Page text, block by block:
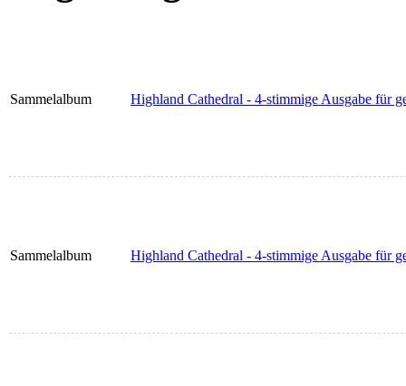
Sammelalbum Highland Cathedral - 4-stimmige Ausgabe für
Sammelalbum Highland Cathedral - 4-stimmige Ausgabe für